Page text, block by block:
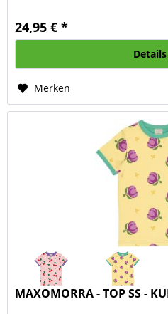
24,95 € *
Details
Merken
MAXOMORRA - TOP SS -